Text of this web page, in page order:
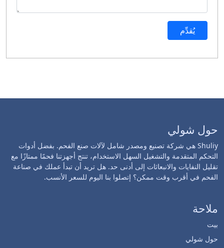
يُقدِّم
حول شولي
Shuliy هي شركة تصنيع ومصدر شامل لآلات صنع الفحم. بفضل أدوات
التحكم المتقدمة والتشغيل السهل الاستخدام، تنتج أجهزتنا فحمًا ممتازًا مع
تقليل النفايات والانبعاثات إلى أدنى حد. هل تريد أن تبدأ عملك في صناعة
الفحم في أقرب وقت ممكن؟ إتصلوا بنا اليوم للسعر الأنسب.
ملاحة
بيت
حول شولي